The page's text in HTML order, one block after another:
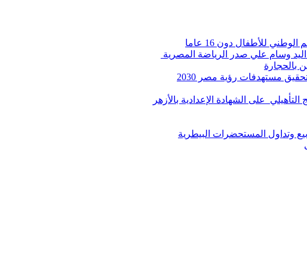
للأطفال دون 16 عاما
وسام علي صدر الرياضة المصرية
بالحجارة
مستهدفات رؤية مصر 2030
التأهيلي على الشهادة الإعدادية بالأزهر
وتداول المستحضرات البيطرية